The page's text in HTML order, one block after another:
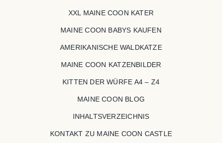
XXL MAINE COON KATER
MAINE COON BABYS KAUFEN
AMERIKANISCHE WALDKATZE
MAINE COON KATZENBILDER
KITTEN DER WÜRFE A4 – Z4
MAINE COON BLOG
INHALTSVERZEICHNIS
KONTAKT ZU MAINE COON CASTLE